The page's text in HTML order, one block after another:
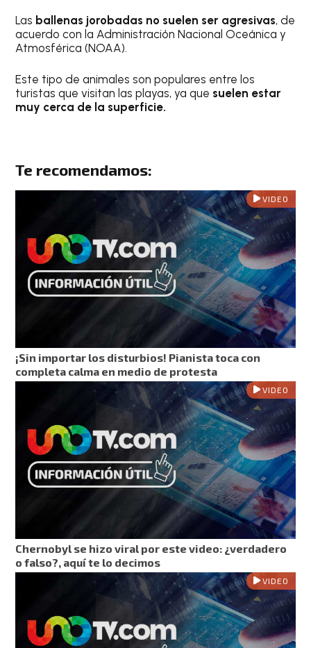
Las ballenas jorobadas no suelen ser agresivas, de
acuerdo con la Administración Nacional Oceánica y
Atmosférica (NOAA).
Este tipo de animales son populares entre los
turistas que visitan las playas, ya que suelen estar
muy cerca de la superficie.
Te recomendamos:
VIDEO
¡Sin importar los disturbios! Pianista toca con
completa calma en medio de protesta
VIDEO
Chernobyl se hizo viral por este video: ¿verdadero
o falso?, aquí te lo decimos
VIDEO